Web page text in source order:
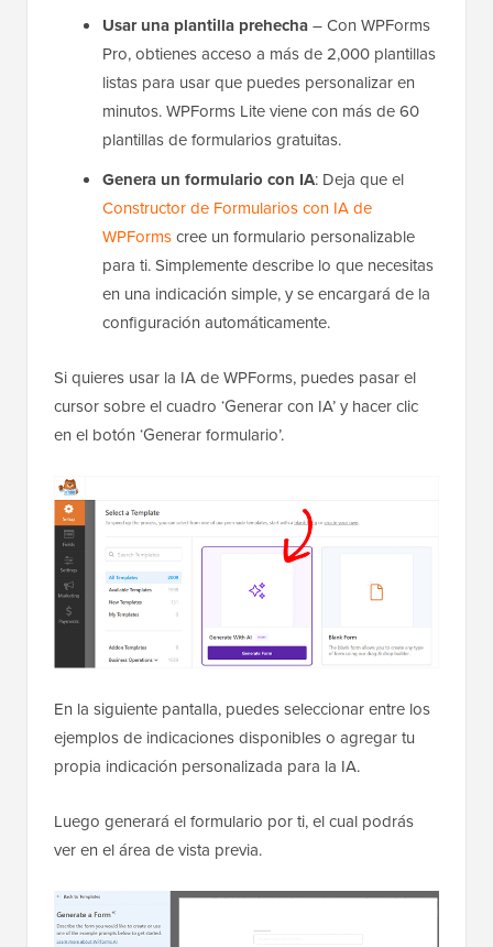
Usar una plantilla prehecha– Con WPForms
Pro, obtienes acceso a más de 2,000 plantillas
listas para usar que puedes personalizar en
minutos. WPForms Lite viene con más de 60
plantillas de formularios gratuitas.
Genera un formulario con IA: Deja que el
Constructor de Formularios con IA de
WPFormscree un formulario personalizable
para ti. Simplemente describe lo que necesitas
en una indicación simple, y se encargará de la
configuración automáticamente.
Si quieres usar la IA de WPForms, puedes pasar el
cursor sobre el cuadro ‘Generar con IA’ y hacer clic
en el botón ‘Generar formulario’.
En la siguiente pantalla, puedes seleccionar entre los
ejemplos de indicaciones disponibles o agregar tu
propia indicación personalizada para la IA.
Luego generará el formulario por ti, el cual podrás
ver en el área de vista previa.